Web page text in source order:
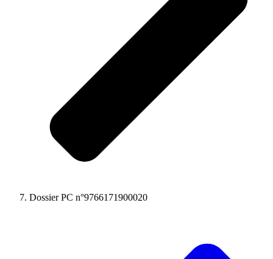
Dossier PC n°9766171900020